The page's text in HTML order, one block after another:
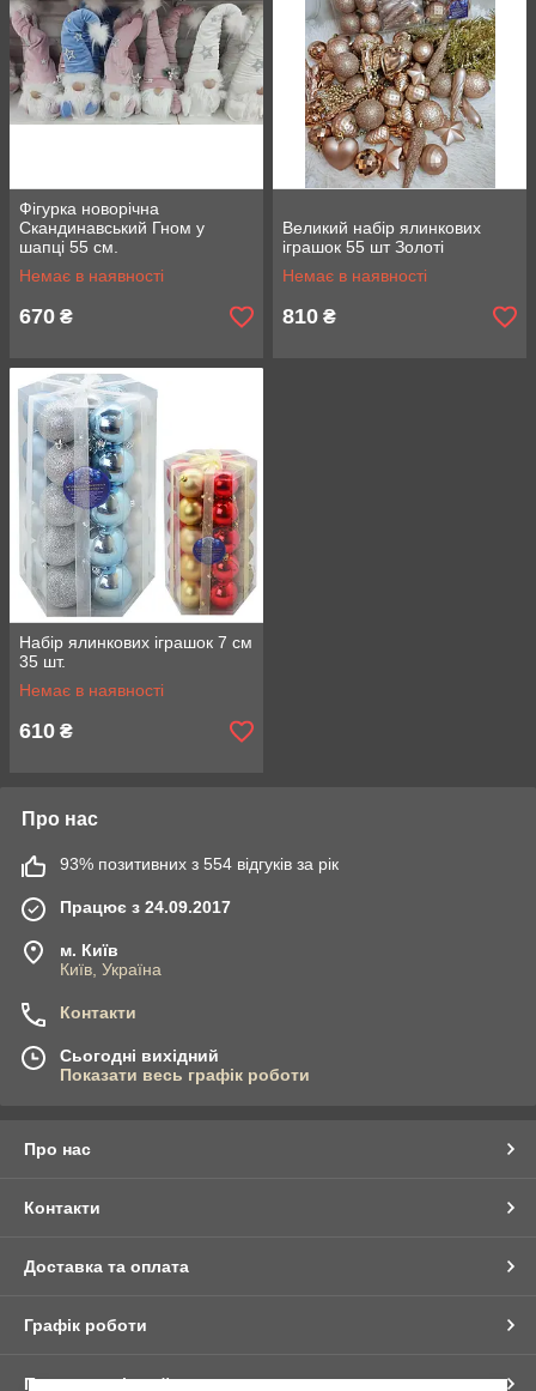
Фігурка новорічна
Скандинавський Гном у
шапці 55 см.
Немає в наявності
670 ₴
Великий набір ялинкових
іграшок 55 шт Золоті
Немає в наявності
810 ₴
Набір ялинкових іграшок 7 см
35 шт.
Немає в наявності
610 ₴
Про нас
93% позитивних з 554 відгуків за рік
Працює з 24.09.2017
м. Київ
Київ, Україна
Контакти
Сьогодні вихідний
Показати весь графік роботи
Про нас
Контакти
Доставка та оплата
Графік роботи
Повна версія сайту